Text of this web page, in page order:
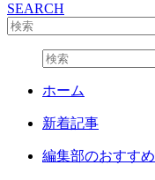
SEARCH
ホーム
新着記事
編集部のおすすめ